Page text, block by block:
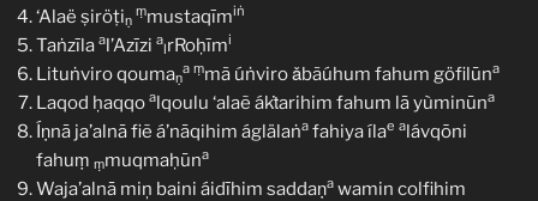
‘Alaë ṣiröṭiṇ
ṃmustaqīmiṅ
Taṅzīla al’Azīzi a
lrRoḥīmi
Lituṅviro qoumaṇ
a ṃmã úṅviro ǎbãúhum fahum göfilūna
Laqod ḥaqqo alqoulu ‘alaẽ ákṫarihim fahum lā yùminūna
Íṇnā ja’alnā fiẽ á’nāqihim áglälaṅa fahiya ílae alávqōni
fahuṃ ṃmuqmaḥūna
Waja’alnā miņ baini áidīhim saddaṇa wamin colfihim